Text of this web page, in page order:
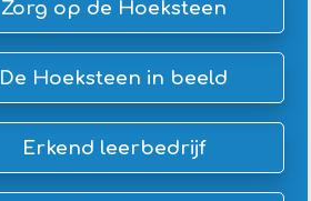
Zorg op de Hoeksteen
De Hoeksteen in beeld
Erkend leerbedrijf